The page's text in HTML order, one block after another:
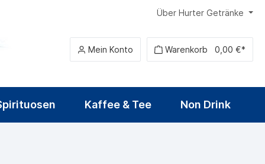
Über Hurter Getränke
Mein Konto Warenkorb 0,00 €*
Kaffee & Tee Non Drink